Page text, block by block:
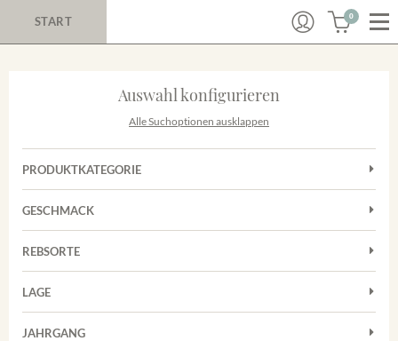
START 0
Auswahl konfigurieren
Alle Suchoptionen ausklappen
PRODUKTKATEGORIE
Cuvées
Sekt
Weißwein
GESCHMACK
Trocken
REBSORTE
Cuvée
Spätburgunder
LAGE
Merdinger Bühl
JAHRGANG